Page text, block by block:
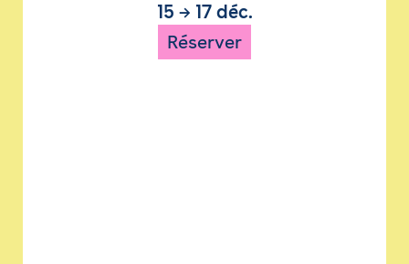
15 → 17 déc.
Réserver